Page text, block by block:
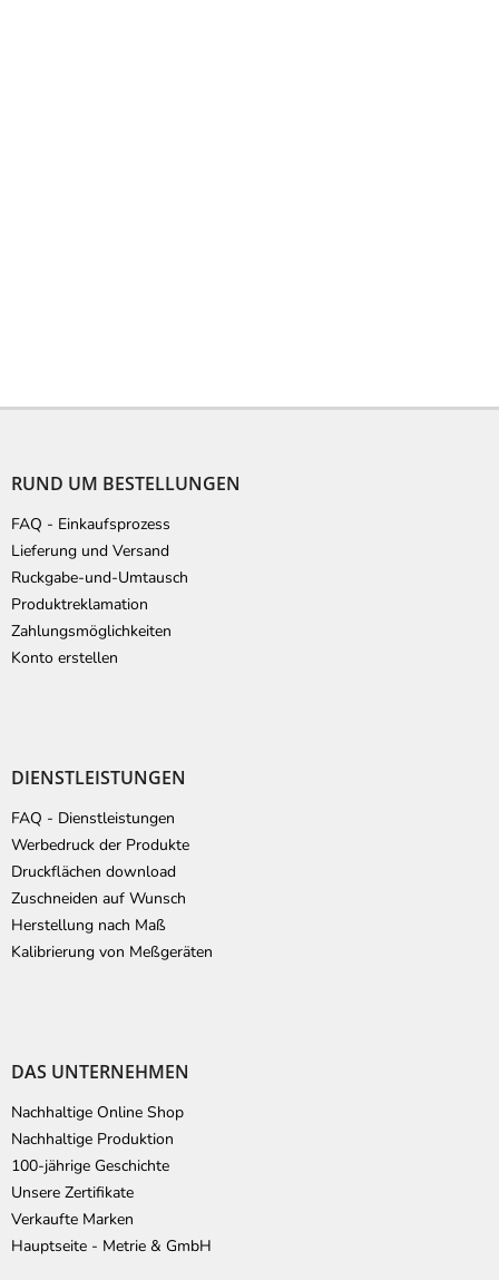
F
RUND UM BESTELLUNGEN
FAQ - Einkaufsprozess
Lieferung und Versand
Ruckgabe-und-Umtausch
Produktreklamation
Zahlungsmöglichkeiten
Konto erstellen
DIENSTLEISTUNGEN
FAQ - Dienstleistungen
Werbedruck der Produkte
Druckflächen download
Zuschneiden auf Wunsch
Herstellung nach Maß
Kalibrierung von Meßgeräten
DAS UNTERNEHMEN
Nachhaltige Online Shop
Nachhaltige Produktion
100-jährige Geschichte
Unsere Zertifikate
Verkaufte Marken
Hauptseite - Metrie & GmbH